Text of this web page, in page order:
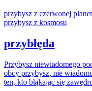
przybysz z czerwonej
przybysz z kosmosu
przybłęda
Przybysz niewiadomego
obcy przybysz, nie
ten, kto błąkając się